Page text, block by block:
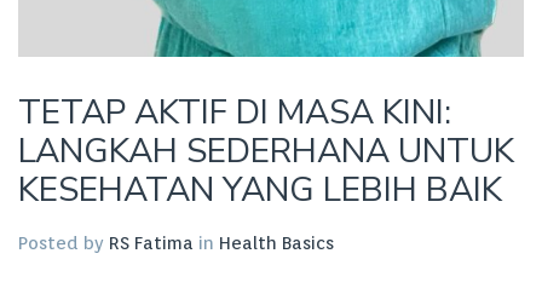
TETAP AKTIF DI MASA KINI:
LANGKAH SEDERHANA UNTUK
KESEHATAN YANG LEBIH BAIK
Posted by RS Fatima in Health Basics